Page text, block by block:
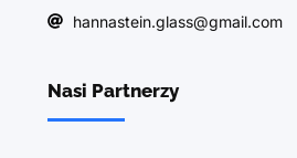
hannastein.glass@gmail.com
Nasi Partnerzy